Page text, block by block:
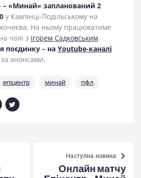
– «Минай» запланований 2
у Кам’янці-Подільському на
На ньому працюватиме
чолі з Ігорем Садковським.
поєдинку – на Youtube-каналі
анонсами.
епіцентр минай пфл
Наступна новина
Онлайн матчу